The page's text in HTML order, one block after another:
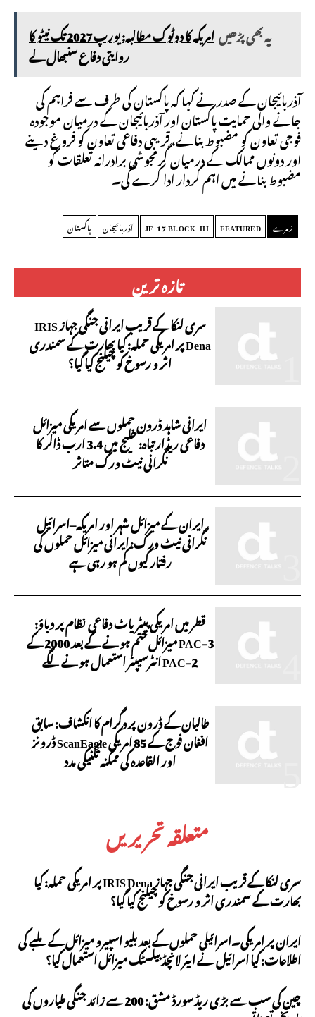
تازہ ترین
سری لنکا کے قریب ایرانی جنگی جہاز IRIS
Dena پر امریکی حملہ: کیا بھارت کے سمندری
اثر و رسوخ کو چیلنج کیا گیا؟
ایرانی شاہد ڈرون حملوں سے امریکی میزائل
دفاعی ریڈار تباہ: خلیج میں 3.4 ارب ڈالر کا
نگرانی نیٹ ورک متاثر
ایران کے میزائل شہر اور امریکہ–اسرائیل
نگرانی نیٹ ورک: ایرانی میزائل حملوں کی
رفتار کیوں کم ہو رہی ہے
قطر میں امریکی پیٹریاٹ دفاعی نظام پر دباؤ:
PAC-3 میزائل ختم ہونے کے بعد 2000 کے
PAC-2 انٹرسیپٹر استعمال ہونے لگے
طالبان کے ڈرون پروگرام کا انکشاف: سابق
افغان فوج کے 85 امریکی ScanEagle ڈرونز
اور القاعدہ کی ممکنہ تکنیکی مدد
متعلقہ تحریریں
سری لنکا کے قریب ایرانی جنگی جہاز IRIS Dena پر امریکی حملہ: کیا
بھارت کے سمندری اثر و رسوخ کو چیلنج کیا گیا؟
ایران پر امریکی۔اسرائیلی حملوں کے بعد بلیو اسپیرو میزائل کے ملبے کی
اطلاعات: کیا اسرائیل نے ایئر لانچڈ بیلسٹک میزائل استعمال کیا؟
چین کی سب سے بڑی ریڈ سورڈ مشق: 200 سے زائد جنگی طیاروں کی
یہ بھی پڑھیں امریکہ کا دوٹوک مطالبہ: یورپ 2027 تک نیٹو کا
روایتی دفاع سنبھال لے
آذربائیجان کے صدر نے کہا کہ پاکستان کی طرف سے فراہم کی
جانے والی حمایت پاکستان اور آذربائیجان کے درمیان موجودہ
فوجی تعاون کو مضبوط بنانے، قریبی دفاعی تعاون کو فروغ دینے
اور دونوں ممالک کے درمیان گرمجوشی برادرانہ تعلقات کو
مضبوط بنانے میں اہم کردار ادا کرے گی۔
زمرے FEATURED
JF-17 BLOCK-III آذربائیجان پاکستان